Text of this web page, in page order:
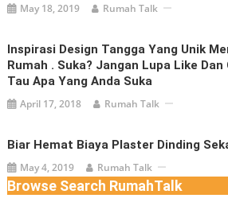
May 18, 2019 Rumah Talk
Inspirasi Design Tangga Yang Unik
Rumah . Suka? Jangan Lupa Like
Tau Apa Yang Anda Suka
April 17, 2018 Rumah Talk
Biar Hemat Biaya Plaster Dinding
May 4, 2019 Rumah Talk
Browse Search RumahTalk